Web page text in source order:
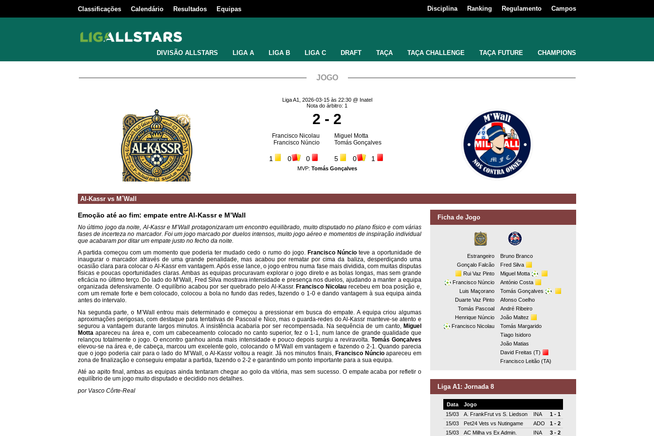
Classificações Calendário Resultados Equipas Disciplina Ranking Regulamento Campos
DIVISÃO ALLSTARS LIGA A LIGA B LIGA C DRAFT TAÇA TAÇA CHALLENGE TAÇA FUTURE CHAMPIONS
JOGO
Liga A1, 2026-03-15 às 22:30 @ Inatel
Nota do árbitro: 1
2 - 2
Francisco Nicolau
Francisco Núncio
Miguel Motta
Tomás Gonçalves
1 0 0 5 0 1
MVP: Tomás Gonçalves
Al-Kassr vs M´Wall
Emoção até ao fim: empate entre Al-Kassr e M’Wall
No último jogo da noite, Al-Kassr e M’Wall protagonizaram um encontro equilibrado, muito disputado no plano físico e com várias
fases de incerteza no marcador. Foi um jogo marcado por duelos intensos, muito jogo aéreo e momentos de inspiração individual
que acabaram por ditar um empate justo no fecho da noite.
A partida começou com um momento que poderia ter mudado cedo o rumo do jogo. Francisco Núncioteve a oportunidade de
inaugurar o marcador através de uma grande penalidade, mas acabou por rematar por cima da baliza, desperdiçando uma
ocasião clara para colocar o Al-Kassr em vantagem. Após esse lance, o jogo entrou numa fase mais dividida, com muitas disputas
físicas e poucas oportunidades claras. Ambas as equipas procuravam explorar o jogo direto e as bolas longas, mas sem grande
eficácia no último terço. Do lado do M’Wall, Fred Silva mostrava intensidade e presença nos duelos, ajudando a manter a equipa
organizada defensivamente. O equilíbrio acabou por ser quebrado pelo Al-Kassr. Francisco Nicolaurecebeu em boa posição e,
com um remate forte e bem colocado, colocou a bola no fundo das redes, fazendo o 1-0 e dando vantagem à sua equipa ainda
antes do intervalo.
Na segunda parte, o M’Wall entrou mais determinado e começou a pressionar em busca do empate. A equipa criou algumas
aproximações perigosas, com destaque para tentativas de Pascoal e Nico, mas o guarda-redes do Al-Kassr manteve-se atento e
segurou a vantagem durante largos minutos. A insistência acabaria por ser recompensada. Na sequência de um canto, Miguel
Motta apareceu na área e, com um cabeceamento colocado no canto superior, fez o 1-1, num lance de grande qualidade que
relançou totalmente o jogo. O encontro ganhou ainda mais intensidade e pouco depois surgiu a reviravolta. Tomás Gonçalves
elevou-se na área e, de cabeça, marcou um excelente golo, colocando o M’Wall em vantagem e fazendo o 2-1. Quando parecia
que o jogo poderia cair para o lado do M’Wall, o Al-Kassr voltou a reagir. Já nos minutos finais, Francisco Núncioapareceu em
zona de finalização e conseguiu empatar a partida, fazendo o 2-2 e garantindo um ponto importante para a sua equipa.
Até ao apito final, ambas as equipas ainda tentaram chegar ao golo da vitória, mas sem sucesso. O empate acaba por refletir o
equilíbrio de um jogo muito disputado e decidido nos detalhes.
por Vasco Côrte-Real
Ficha de Jogo
Estrangeiro
Bruno Branco
Gonçalo Falcão
Fred Silva
Rui Vaz Pinto
Miguel Motta
Francisco Núncio
António Costa
Luis Maçorano
Tomás Gonçalves
Duarte Vaz Pinto
Afonso Coelho
Tomás Pascoal
André Ribeiro
Henrique Núncio
João Maltez
Francisco Nicolau
Tomás Margarido
Tiago Isidoro
João Matias
David Freitas (T)
Francisco Leitão (TA)
Liga A1: Jornada 8
Data
Jogo
15/03
A. FrankFrut vs S. Liedson INA
1 - 1
15/03
Pet24 Vets vs Nutingame ADO
1 - 2
15/03
AC Milha vs Ex Admin. INA 3 - 2